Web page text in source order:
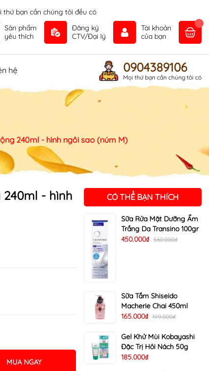
thứ bạn cần chúng tôi đều có
Sản phẩm
yêu thích
Đăng ký
CTV/Đại lý
Tài khoản
của bạn
hệ 0904389106
Mọi thứ bạn cần chúng tôi có
240ml - hình ngôi sao (núm M)
- hình
MUA NGAY
CÓ THỂ BẠN THÍCH
Sữa Rửa Mặt Dưỡng Ẩm
Trắng Da Transino 100gr
450.000₫ 560.000₫
Sữa Tắm Shiseido
Macherie Chai 450ml
165.000₫ 199.000₫
Gel Khử Mùi Kobayashi
Đặc Trị Hôi Nách 50g
185.000₫